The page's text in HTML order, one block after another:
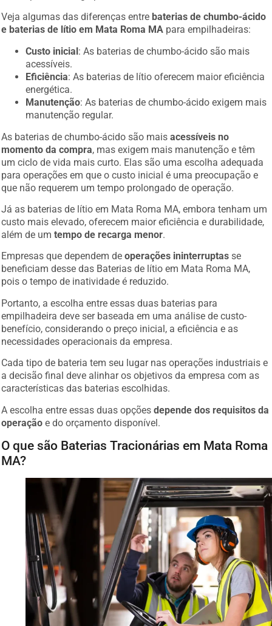
Veja algumas das diferenças entre baterias de chumbo-ácido
e baterias de lítio em Mata Roma MA para empilhadeiras:
Custo inicial: As baterias de chumbo-ácido são mais
acessíveis.
Eficiência: As baterias de lítio oferecem maior eficiência
energética.
Manutenção: As baterias de chumbo-ácido exigem mais
manutenção regular.
As baterias de chumbo-ácido são maisacessíveis no
momento da compra, mas exigem mais manutenção e têm
um ciclo de vida mais curto. Elas são uma escolha adequada
para operações em que o custo inicial é uma preocupação e
que não requerem um tempo prolongado de operação.
Já as baterias de lítio em Mata Roma MA, embora tenham um
custo mais elevado, oferecem maior eficiência e durabilidade,
além de umtempo de recarga menor.
Empresas que dependem deoperações ininterruptas se
beneficiam desse das Baterias de lítio em Mata Roma MA,
pois o tempo de inatividade é reduzido.
Portanto, a escolha entre essas duas baterias para
empilhadeira deve ser baseada em uma análise de custo-
benefício, considerando o preço inicial, a eficiência e as
necessidades operacionais da empresa.
Cada tipo de bateria tem seu lugar nas operações industriais e
a decisão final deve alinhar os objetivos da empresa com as
características das baterias escolhidas.
A escolha entre essas duas opçõesdepende dos requisitos da
operação e do orçamento disponível.
O que são Baterias Tracionárias em Mata Roma
MA?